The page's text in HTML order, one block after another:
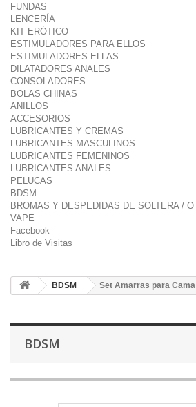
FUNDAS
LENCERÍA
KIT ERÓTICO
ESTIMULADORES PARA ELLOS
ESTIMULADORES ELLAS
DILATADORES ANALES
CONSOLADORES
BOLAS CHINAS
ANILLOS
ACCESORIOS
LUBRICANTES Y CREMAS
LUBRICANTES MASCULINOS
LUBRICANTES FEMENINOS
LUBRICANTES ANALES
PELUCAS
BDSM
BROMAS Y DESPEDIDAS DE SOLTERA / O
VAPE
Facebook
Libro de Visitas
BDSM Set Amarras para Cama
BDSM